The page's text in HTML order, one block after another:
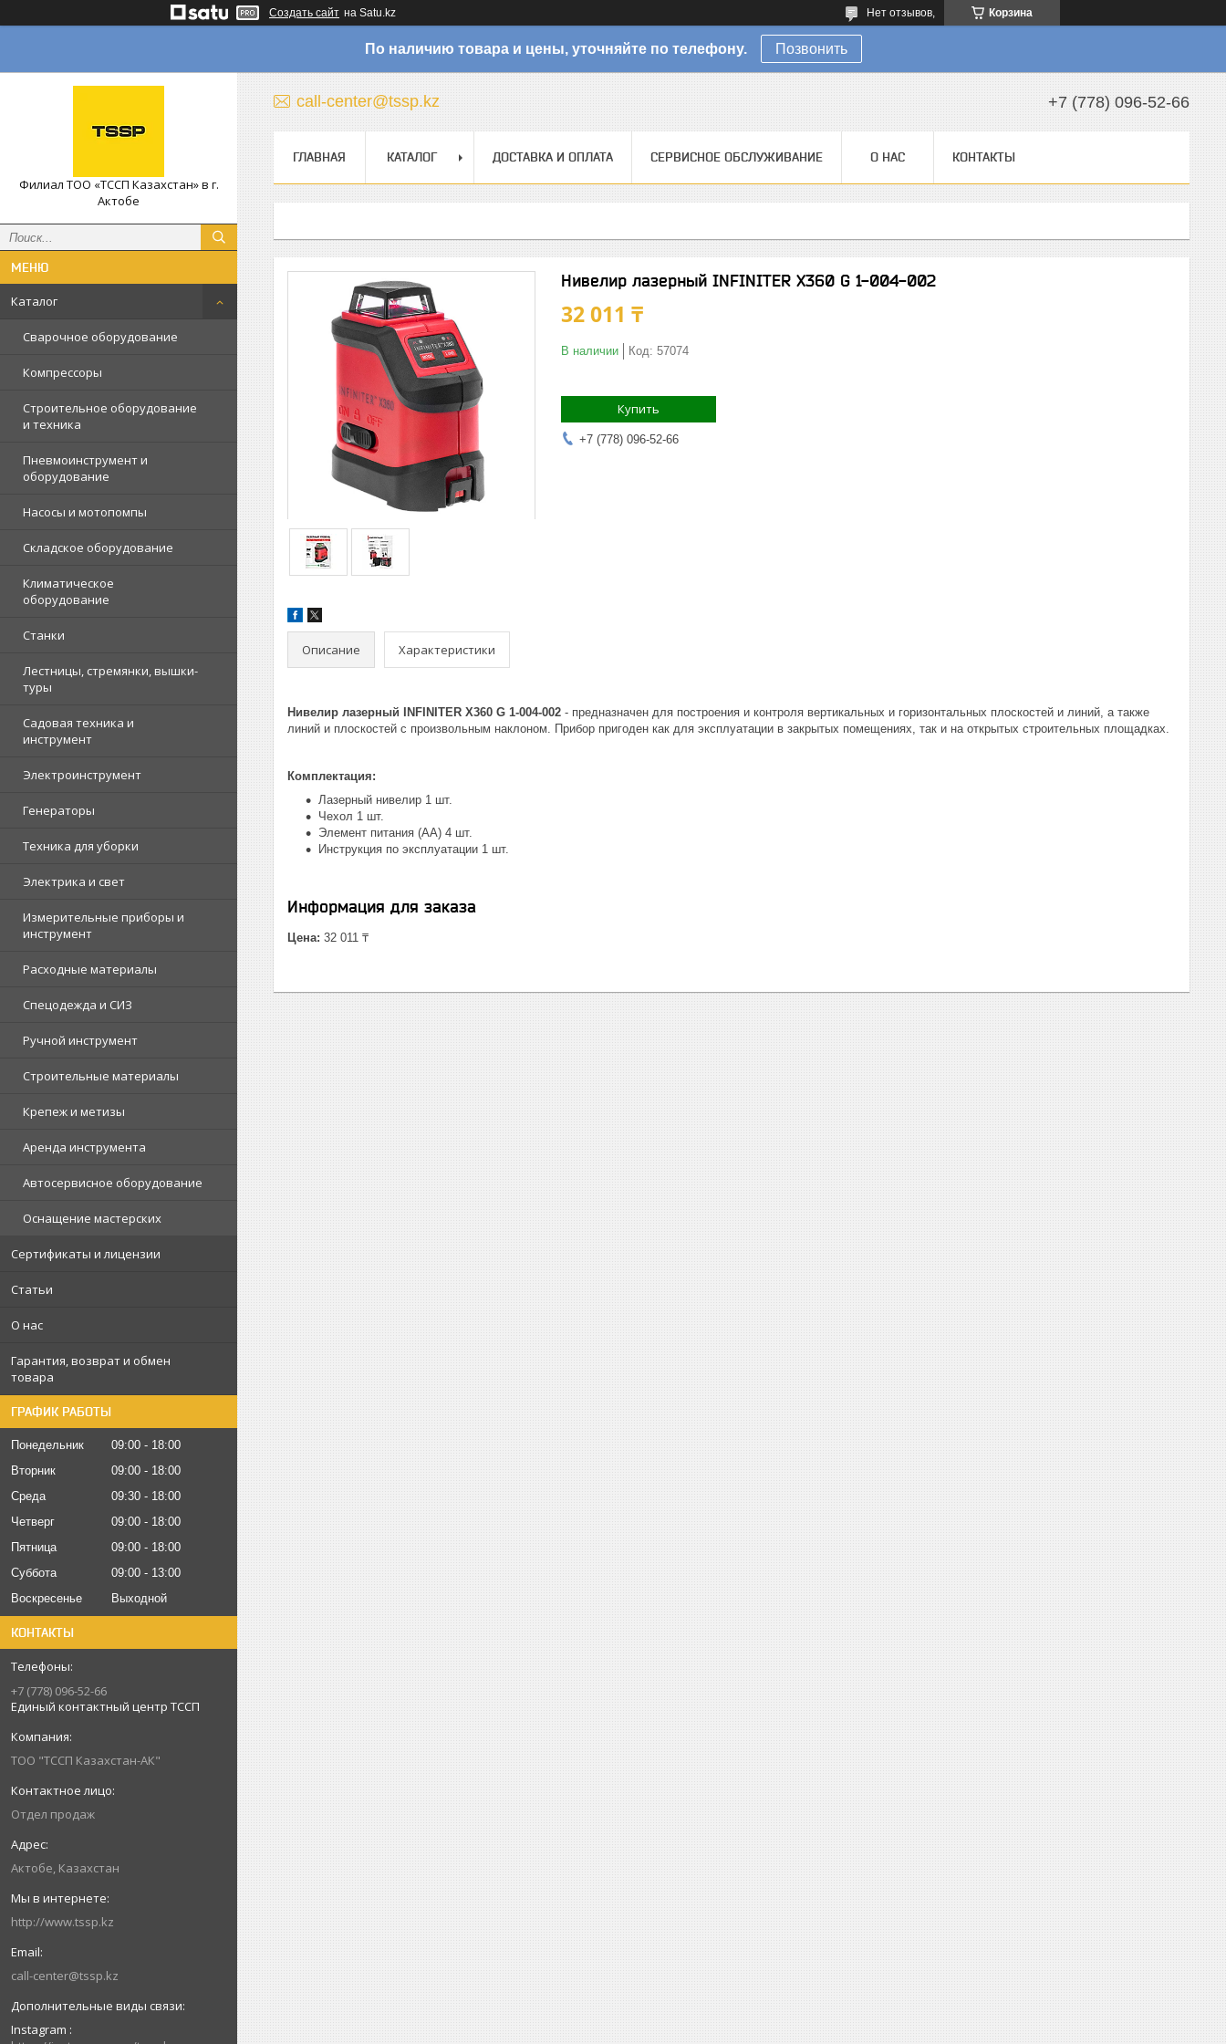
Создать сайт на Satu.kz Корзина
Нет отзывов,
По наличию товара и цены, уточняйте по телефону. Позвонить
Филиал ТОО «ТССП Казахстан» в г.
Актобе
Каталог
Сварочное оборудование
Компрессоры
Строительное оборудование
и техника
Пневмоинструмент и
оборудование
Насосы и мотопомпы
Складское оборудование
Климатическое
оборудование
Станки
Лестницы, стремянки, вышки-
туры
Садовая техника и
инструмент
Электроинструмент
Генераторы
Техника для уборки
Электрика и свет
Измерительные приборы и
инструмент
Расходные материалы
Спецодежда и СИЗ
Ручной инструмент
Строительные материалы
Крепеж и метизы
Аренда инструмента
Автосервисное оборудование
Оснащение мастерских
Сертификаты и лицензии
Статьи
О нас
Гарантия, возврат и обмен
товара
ГРАФИК РАБОТЫ
Понедельник 09:00
18:00
Вторник
09:00
18:00
Среда
09:30
18:00
Четверг
09:00
18:00
Пятница
09:00
18:00
Суббота
09:00
13:00
Воскресенье
Выходной
КОНТАКТЫ
+7 (778) 096-52-66
Единый контактный центр ТССП
ТОО "ТССП Казахстан-АК"
Отдел продаж
Актобе, Казахстан
http://www.tssp.kz
call-center@tssp.kz
Instagram
call-center@tssp.kz +7 (778) 096-52-66
ГЛАВНАЯ КАТАЛОГ ДОСТАВКА И ОПЛАТА СЕРВИСНОЕ ОБСЛУЖИВАНИЕ О НАС КОНТАКТЫ
Нивелир лазерный INFINITER X360 G 1-004-002
32 011 ₸
В наличии Код: 57074
Купить
+7 (778) 096-52-66
Описание Характеристики
Нивелир лазерный INFINITER X360 G 1-004-002 - предназначен для построения и контроля вертикальных и горизонтальных плоскостей и линий, а также
линий и плоскостей с произвольным наклоном. Прибор пригоден как для эксплуатации в закрытых помещениях, так и на открытых строительных площадках.
Комплектация:
Лазерный нивелир 1 шт.
Чехол 1 шт.
Элемент питания (AA) 4 шт.
Инструкция по эксплуатации 1 шт.
Информация для заказа
Цена: 32 011 ₸